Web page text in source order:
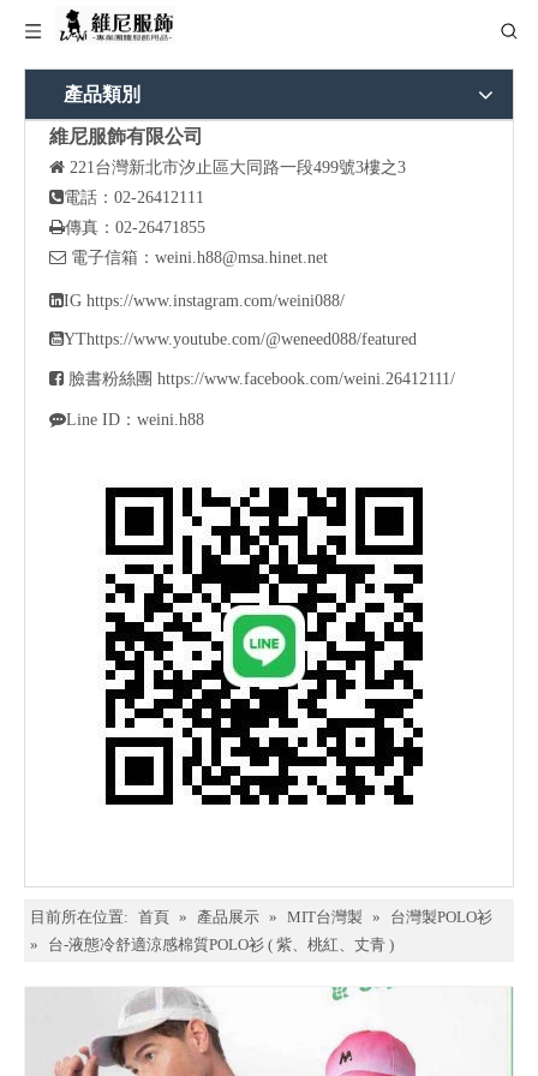
產品類別
維尼服飾有限公司
 221台灣新北市汐止區大同路一段499號3樓之3
電話：02-26412111
傳真：02-26471855
 電子信箱： weini.h88@msa.hinet.net
IG https://www.instagram.com/weini088/
YThttps://www.youtube.com/@weneed088/featured
 臉書粉絲團 https://www.facebook.com/weini.26412111/
Line ID：weini.h88
目前所在位置: 首頁 » 產品展示 » MIT台灣製 »
台灣製POLO衫
»
台-液態冷舒適涼感棉質POLO衫 ( 紫、桃紅、丈青 )